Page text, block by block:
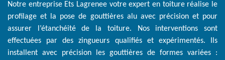
Notre entreprise Ets Lagrenee votre expert en toiture réalise le
profilage et la pose de gouttières alu avec précision et pour
assurer l’étanchéité de la toiture. Nos interventions sont
effectuées par des zingueurs qualifiés et expérimentés. Ils
installent avec précision les gouttières de formes variées :